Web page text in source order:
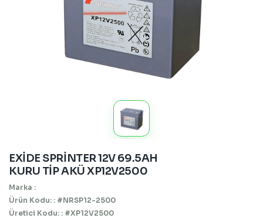
EXİDE SPRİNTER 12V 69.5AH
KURU TİP AKÜ XP12V2500
Marka :
Ürün Kodu: : #NRSP12-2500
Üretici Kodu: : #XP12V2500